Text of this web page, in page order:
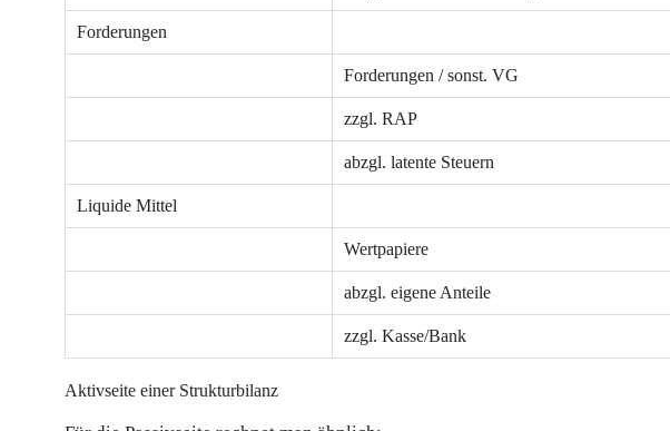
Forderungen
Forderungen / sonst. VG
zzgl. RAP
abzgl. latente Steuern
Liquide Mittel
Wertpapiere
abzgl. eigene Anteile
zzgl. Kasse/Bank
Aktivseite einer Strukturbilanz